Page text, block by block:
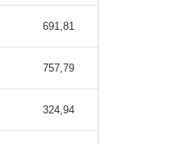
691,81
757,79
324,94